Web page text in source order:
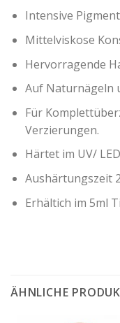
Intensive
Mittelviskose
Hervorragende
Auf Naturnägeln
Für
Verzierungen.
Härtet im UV/
Aushärtungszeit
Erhältich im 5ml
ÄHNLICHE